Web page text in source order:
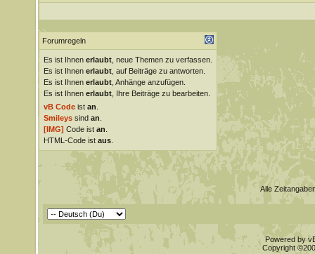
Forumregeln
Es ist Ihnen erlaubt, neue Themen zu verfassen.
Es ist Ihnen erlaubt, auf Beiträge zu antworten.
Es ist Ihnen erlaubt, Anhänge anzufügen.
Es ist Ihnen erlaubt, Ihre Beiträge zu bearbeiten.
vB Codeist an
Smileyssind an
[IMG] Code ist an
HTML-Code ist aus.
Alle
Powered by
Copyright